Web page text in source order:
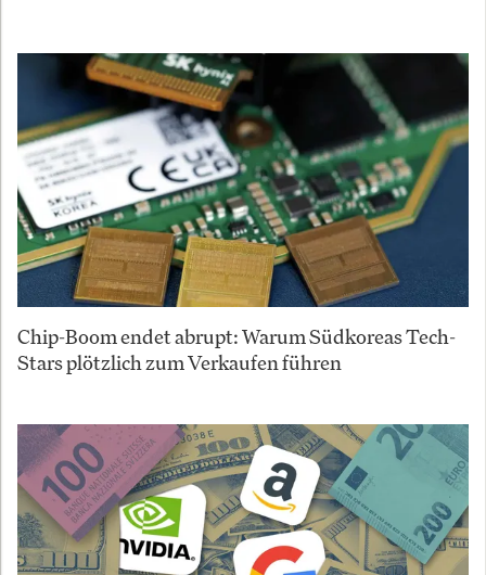
Chip-Boom endet abrupt: Warum Südkoreas Tech-
Stars plötzlich zum Verkaufen führen